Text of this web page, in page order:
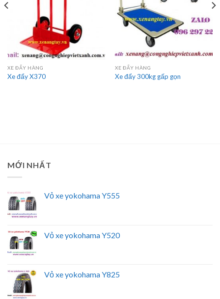
XE ĐẨY HÀNG
Xe đẩy X370
XE ĐẨY HÀNG
Xe đẩy 300kg gấp gọn
MỚI NHẤT
Vỏ xe yokohama Y555
Vỏ xe yokohama Y520
Vỏ xe yokohama Y825